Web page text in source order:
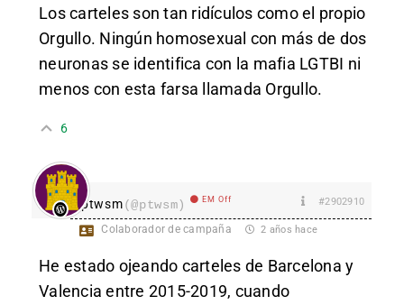
Los carteles son tan ridículos como el propio
Orgullo. Ningún homosexual con más de dos
neuronas se identifica con la mafia LGTBI ni
menos con esta farsa llamada Orgullo.
6
ptwsm(@ptwsm) EM Off #2902910
Colaborador de campaña 2 años hace
He estado ojeando carteles de Barcelona y
Valencia entre 2015-2019, cuando